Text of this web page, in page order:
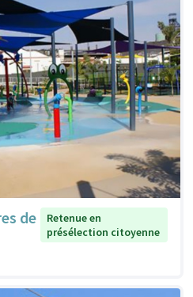
de
Retenue en
présélection citoyenne